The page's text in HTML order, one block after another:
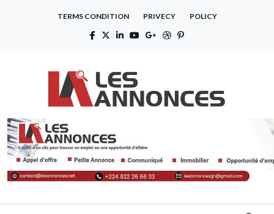
TERMS CONDITION PRIVECY POLICY